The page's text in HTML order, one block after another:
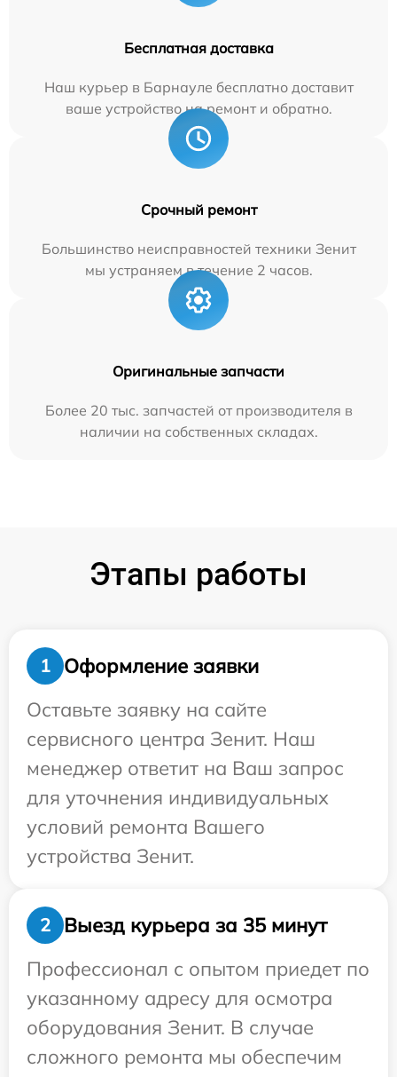
Бесплатная доставка
Наш курьер в Барнауле бесплатно доставит
ваше устройство на ремонт и обратно.
Срочный ремонт
Большинство неисправностей техники Зенит
мы устраняем в течение 2 часов.
Оригинальные запчасти
Более 20 тыс. запчастей от производителя в
наличии на собственных складах.
Этапы работы
1
Оформление заявки
Оставьте заявку на сайте
сервисного центра Зенит. Наш
менеджер ответит на Ваш запрос
для уточнения индивидуальных
условий ремонта Вашего
устройства Зенит.
2
Выезд курьера за 35 минут
Профессионал с опытом приедет по
указанному адресу для осмотра
оборудования Зенит. В случае
сложного ремонта мы обеспечим